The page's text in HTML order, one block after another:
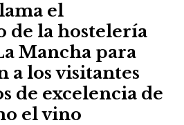
el
de la hostelería
Mancha para
a los visitantes
de excelencia de
el vino